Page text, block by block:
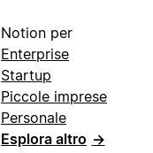
Notion per
Enterprise
Startup
Piccole imprese
Personale
Esplora altro →